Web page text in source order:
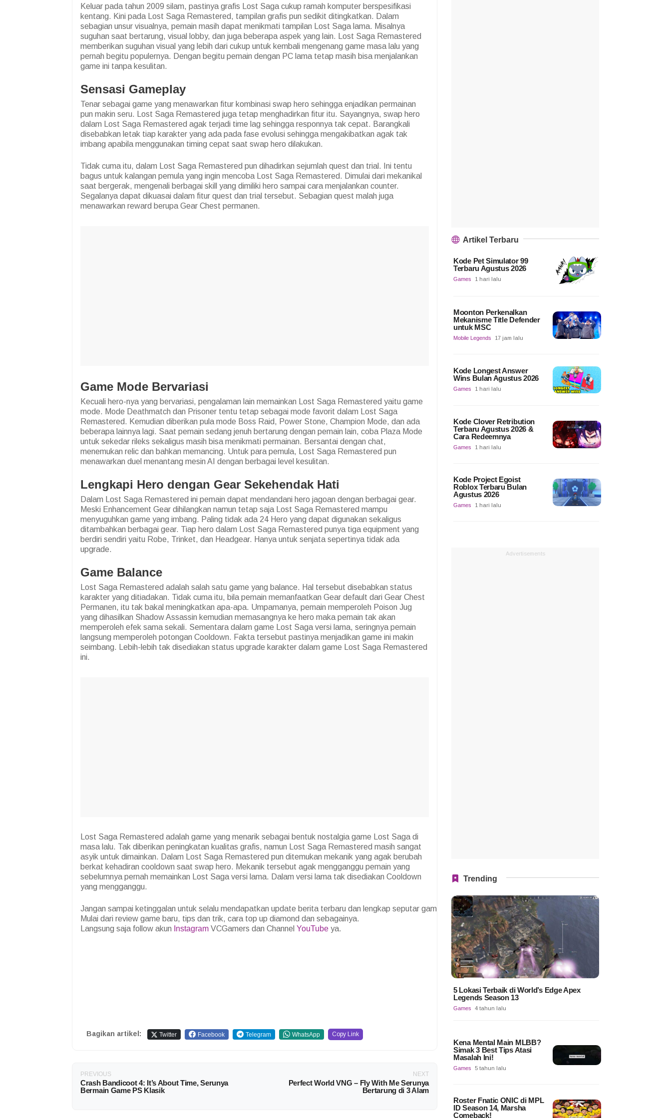
Keluar pada tahun 2009 silam, pastinya grafis Lost Saga cukup ramah komputer berspesifikasi
kentang. Kini pada Lost Saga Remastered, tampilan grafis pun sedikit ditingkatkan. Dalam
sebagian unsur visualnya, pemain masih dapat menikmati tampilan Lost Saga lama. Misalnya
suguhan saat bertarung, visual lobby, dan juga beberapa aspek yang lain. Lost Saga Remastered
memberikan suguhan visual yang lebih dari cukup untuk kembali mengenang game masa lalu yang
pernah begitu populernya. Dengan begitu pemain dengan PC lama tetap masih bisa menjalankan
game ini tanpa kesulitan.
Sensasi Gameplay
Tenar sebagai game yang menawarkan fitur kombinasi swap hero sehingga enjadikan permainan
pun makin seru. Lost Saga Remastered juga tetap menghadirkan fitur itu. Sayangnya, swap hero
dalam Lost Saga Remastered agak terjadi time lag sehingga responnya tak cepat. Barangkali
disebabkan letak tiap karakter yang ada pada fase evolusi sehingga mengakibatkan agak tak
imbang apabila menggunakan timing cepat saat swap hero dilakukan.
Tidak cuma itu, dalam Lost Saga Remastered pun dihadirkan sejumlah quest dan trial. Ini tentu
bagus untuk kalangan pemula yang ingin mencoba Lost Saga Remastered. Dimulai dari mekanikal
saat bergerak, mengenali berbagai skill yang dimiliki hero sampai cara menjalankan counter.
Segalanya dapat dikuasai dalam fitur quest dan trial tersebut. Sebagian quest malah juga
menawarkan reward berupa Gear Chest permanen.
Game Mode Bervariasi
Kecuali hero-nya yang bervariasi, pengalaman lain memainkan Lost Saga Remastered yaitu game
mode. Mode Deathmatch dan Prisoner tentu tetap sebagai mode favorit dalam Lost Saga
Remastered. Kemudian diberikan pula mode Boss Raid, Power Stone, Champion Mode, dan ada
beberapa lainnya lagi. Saat pemain sedang jenuh bertarung dengan pemain lain, coba Plaza Mode
untuk sekedar rileks sekaligus masih bisa menikmati permainan. Bersantai dengan chat,
menemukan relic dan bahkan memancing. Untuk para pemula, Lost Saga Remastered pun
menawarkan duel menantang mesin AI dengan berbagai level kesulitan.
Lengkapi Hero dengan Gear Sekehendak Hati
Dalam Lost Saga Remastered ini pemain dapat mendandani hero jagoan dengan berbagai gear.
Meski Enhancement Gear dihilangkan namun tetap saja Lost Saga Remastered mampu
menyuguhkan game yang imbang. Paling tidak ada 24 Hero yang dapat digunakan sekaligus
ditambahkan berbagai gear. Tiap hero dalam Lost Saga Remastered punya tiga equipment yang
berdiri sendiri yaitu Robe, Trinket, dan Headgear. Hanya untuk senjata sepertinya tidak ada
upgrade.
Game Balance
Lost Saga Remastered adalah salah satu game yang balance. Hal tersebut disebabkan status
karakter yang ditiadakan. Tidak cuma itu, bila pemain memanfaatkan Gear default dari Gear Chest
Permanen, itu tak bakal meningkatkan apa-apa. Umpamanya, pemain memperoleh Poison Jug
yang dihasilkan Shadow Assassin kemudian memasangnya ke hero maka pemain tak akan
memperoleh efek sama sekali. Sementara dalam game Lost Saga versi lama, seringnya pemain
langsung memperoleh potongan Cooldown. Fakta tersebut pastinya menjadikan game ini makin
seimbang. Lebih-lebih tak disediakan status upgrade karakter dalam game Lost Saga Remastered
ini.
Lost Saga Remastered adalah game yang menarik sebagai bentuk nostalgia game Lost Saga di
masa lalu. Tak diberikan peningkatan kualitas grafis, namun Lost Saga Remastered masih sangat
asyik untuk dimainkan. Dalam Lost Saga Remastered pun ditemukan mekanik yang agak berubah
berkat kehadiran cooldown saat swap hero. Mekanik tersebut agak mengganggu pemain yang
sebelumnya pernah memainkan Lost Saga versi lama. Dalam versi lama tak disediakan Cooldown
yang mengganggu.
Jangan sampai ketinggalan untuk selalu mendapatkan update berita terbaru dan lengkap seputar game.
Mulai dari review game baru, tips dan trik, cara top up diamond dan sebagainya.
Langsung saja follow akun Instagram VCGamers dan Channel YouTube ya.
Bagikan artikel: Twitter Facebook Telegram WhatsApp Copy Link
PREVIOUS
Crash Bandicoot 4: It’s About Time, Serunya
Bermain Game PS Klasik
NEXT
Perfect World VNG – Fly With Me Serunya
Bertarung di 3 Alam
Artikel Terbaru
Kode Pet Simulator 99
Terbaru Agustus 2026
Games 1 hari lalu
Moonton Perkenalkan
Mekanisme Title Defender
untuk MSC
Mobile Legends 17 jam lalu
Kode Longest Answer
Wins Bulan Agustus 2026
Games 1 hari lalu
Kode Clover Retribution
Terbaru Agustus 2026 &
Cara Redeemnya
Games 1 hari lalu
Kode Project Egoist
Roblox Terbaru Bulan
Agustus 2026
Games 1 hari lalu
Advertisements
Trending
5 Lokasi Terbaik di World’s Edge Apex
Legends Season 13
Games 4 tahun lalu
Kena Mental Main MLBB?
Simak 3 Best Tips Atasi
Masalah Ini!
Games 5 tahun lalu
Roster Fnatic ONIC di MPL
ID Season 14, Marsha
Comeback!